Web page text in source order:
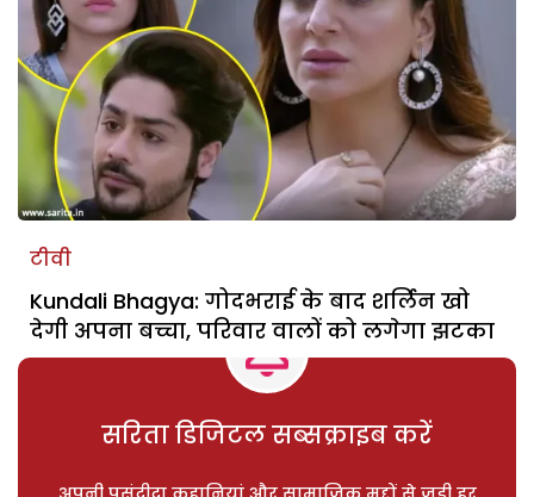
टीवी
Kundali Bhagya: गोदभराई के बाद शर्लिन खो
देगी अपना बच्चा, परिवार वालों को लगेगा झटका
सरिता डिजिटल सब्सक्राइब करें